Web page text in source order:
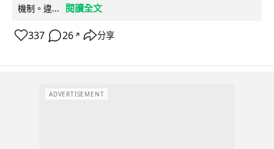
機制。違...
閱讀全文
337 26 ↗ 分享
ADVERTISEMENT